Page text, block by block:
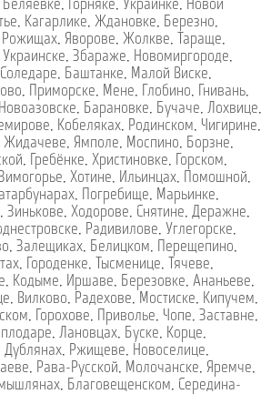
Беляевке, Горняке, Украинке, Новой
, Кагарлике, Ждановке, Березно,
Рожищах, Яворове, Жолкве, Тараще,
Украинске, Збараже, Новомиргороде,
Соледаре, Баштанке, Малой Виске,
, Приморске, Мене, Глобино, Гнивань,
Новоазовске, Барановке, Бучаче, Лохвице,
, Кобеляках, Родинском, Чигирине,
Жидачеве, Ямполе, Моспино, Борзне,
, Гребёнке, Христиновке, Горском,
, Хотине, Ильинцах, Помошной,
Татарбунарах, Погребище, Марьинке,
, Зинькове, Ходорове, Снятине, Деражне,
, Радивилове, Углегорске,
, Залещиках, Белицком, Перещепино,
, Городенке, Тысменице, Тячеве,
, Кодыме, Иршаве, Березовке, Ананьеве,
, Вилково, Радехове, Мостиске, Кипучем,
, Горохове, Приволье, Чопе, Заставне,
, Лановцах, Буске, Корце,
Дублянах, Ржищеве, Новоселице,
, Рава-Русской, Молочанске, Яремче,
, Благовещенском, Середина-